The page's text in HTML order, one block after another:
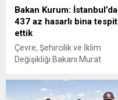
Bakan Kurum: İstanbul’da
437 az hasarlı bina tespit
ettik
Çevre, Şehircilik ve İklim
Değişikliği Bakanı Murat
binanın incelendiğini,
bunlardan 437'sinin az